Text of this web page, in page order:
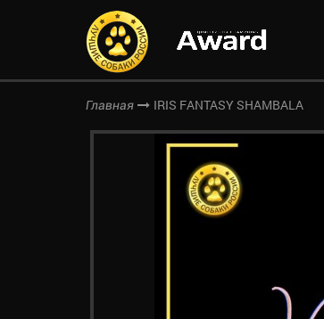
Главная IRIS FANTASY SHAMBALA